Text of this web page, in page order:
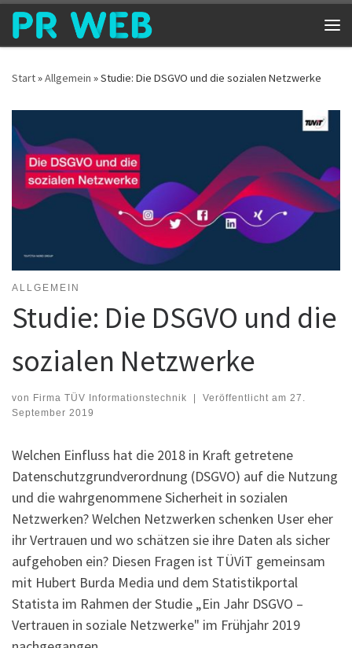
Zum Inhalt springen
Start»Allgemein »Studie: Die DSGVO und die sozialen Netzwerke
ALLGEMEIN
Studie: Die DSGVO und die
sozialen Netzwerke
von Firma TÜV Informationstechnik Veröffentlicht am 27.
September 2019
Welchen Einfluss hat die 2018 in Kraft getretene
Datenschutzgrundverordnung (DSGVO) auf die Nutzung
und die wahrgenommene Sicherheit in sozialen
Netzwerken? Welchen Netzwerken schenken User eher
ihr Vertrauen und wo schätzen sie ihre Daten als sicher
aufgehoben ein? Diesen Fragen ist TÜViT gemeinsam
mit Hubert Burda Media und dem Statistikportal
Statista im Rahmen der Studie „Ein Jahr DSGVO –
Vertrauen in soziale Netzwerke" im Frühjahr 2019